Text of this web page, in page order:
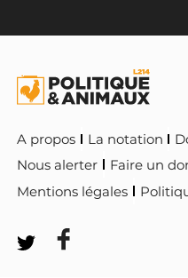
A propos La notation
Nous alerter
Faire un
Mentions légales